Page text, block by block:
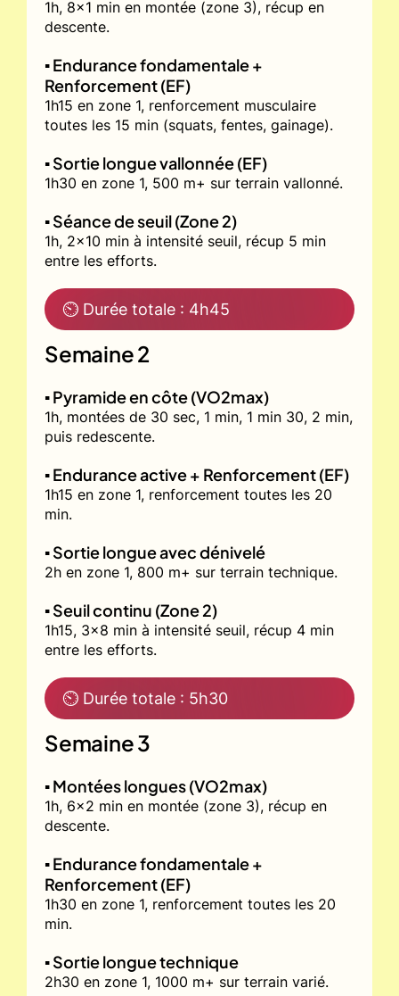
1h, 8x1 min en montée (zone 3), récup en
descente.
▪️ Endurance fondamentale +
Renforcement (EF)
1h15 en zone 1, renforcement musculaire
toutes les 15 min (squats, fentes, gainage).
▪️ Sortie longue vallonnée (EF)
1h30 en zone 1, 500 m+ sur terrain vallonné.
▪️ Séance de seuil (Zone 2)
1h, 2x10 min à intensité seuil, récup 5 min
entre les efforts.
⏲ Durée totale : 4h45
Semaine 2
▪️ Pyramide en côte (VO2max)
1h, montées de 30 sec, 1 min, 1 min 30, 2 min,
puis redescente.
▪️ Endurance active + Renforcement (EF)
1h15 en zone 1, renforcement toutes les 20
min.
▪️ Sortie longue avec dénivelé
2h en zone 1, 800 m+ sur terrain technique.
▪️ Seuil continu (Zone 2)
1h15, 3x8 min à intensité seuil, récup 4 min
entre les efforts.
⏲ Durée totale : 5h30
Semaine 3
▪️ Montées longues (VO2max)
1h, 6x2 min en montée (zone 3), récup en
descente.
▪️ Endurance fondamentale +
Renforcement (EF)
1h30 en zone 1, renforcement toutes les 20
min.
▪️ Sortie longue technique
2h30 en zone 1, 1000 m+ sur terrain varié.